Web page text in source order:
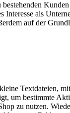
als
auf der
Textdateien,
um bestimmte
zu nutzen.